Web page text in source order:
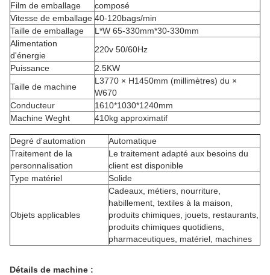
Film de emballage
composé
Vitesse de emballage 40-120bags/min
Taille de emballage
L*W 65-330mm*30-330mm
Alimentation
d'énergie
220v 50/60Hz
Puissance
2.5KW
Taille de machine
L3770 × H1450mm (millimètres) du ×
W670
Conducteur
1610*1030*1240mm
Machine Weght
410kg approximatif
Degré d'automation
Automatique
Traitement de la
personnalisation
Le traitement adapté aux besoins du
client est disponible
Type matériel
Solide
Objets applicables
Cadeaux, métiers, nourriture,
habillement, textiles à la maison,
produits chimiques, jouets, restaurants,
produits chimiques quotidiens,
pharmaceutiques, matériel, machines
Détails de machine :